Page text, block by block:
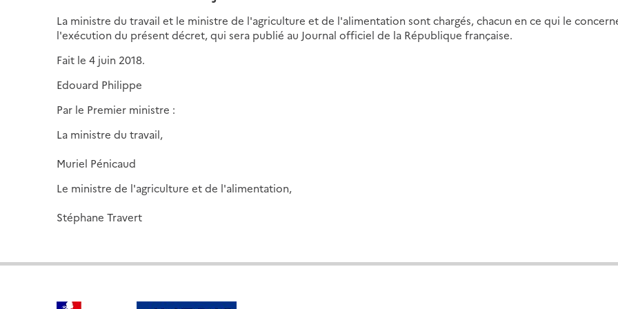
La ministre du travail et le ministre de l'agriculture et de l'alimentation sont chargés, chacun en ce qui le
l'exécution du présent décret, qui sera publié au Journal officiel de la République française.
Fait le 4 juin 2018.
Edouard Philippe
Par le Premier ministre :
La ministre du travail,
Muriel Pénicaud
Le ministre de l'agriculture et de l'alimentation,
Stéphane Travert